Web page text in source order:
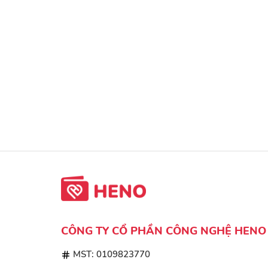
CÔNG TY CỔ PHẦN CÔNG NGHỆ HENO
MST: 0109823770